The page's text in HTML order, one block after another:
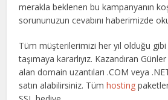
merakla beklenen bu kampanyanın
sorununuzun cevabını haberimizde
Tüm müşterilerimizi her yıl olduğu gibi
taşımaya kararlıyız. Kazandıran
alan domain uzantıları .COM veya
satın alabilirsiniz. Tümhosting